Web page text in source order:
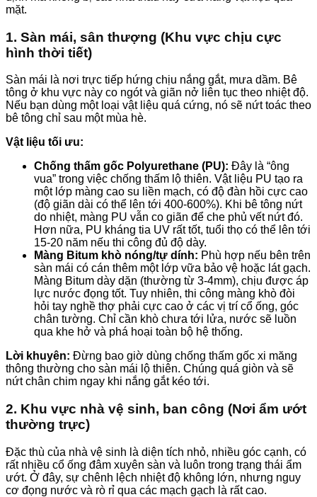
mặt.
1. Sàn mái, sân thượng (Khu vực chịu cực
hình thời tiết)
Sàn mái là nơi trực tiếp hứng chịu nắng gắt, mưa dầm. Bê
tông ở khu vực này co ngót và giãn nở liên tục theo nhiệt độ.
Nếu bạn dùng một loại vật liệu quá cứng, nó sẽ nứt toác theo
bê tông chỉ sau một mùa hè.
Vật liệu tối ưu:
Chống thấm gốc Polyurethane (PU): Đây là “ông
vua” trong việc chống thấm lộ thiên. Vật liệu PU tạo ra
một lớp màng cao su liền mạch, có độ đàn hồi cực cao
(độ giãn dài có thể lên tới 400-600%). Khi bê tông nứt
do nhiệt, màng PU vẫn co giãn để che phủ vết nứt đó.
Hơn nữa, PU kháng tia UV rất tốt, tuổi thọ có thể lên tới
15-20 năm nếu thi công đủ độ dày.
Màng Bitum khò nóng/tự dính: Phù hợp nếu bên trên
sàn mái có cán thêm một lớp vữa bảo vệ hoặc lát gạch.
Màng Bitum dày dặn (thường từ 3-4mm), chịu được áp
lực nước đọng tốt. Tuy nhiên, thi công màng khò đòi
hỏi tay nghề thợ phải cực cao ở các vị trí cổ ống, góc
chân tường. Chỉ cần khò chưa tới lửa, nước sẽ luồn
qua khe hở và phá hoại toàn bộ hệ thống.
Lời khuyên: Đừng bao giờ dùng chống thấm gốc xi măng
thông thường cho sàn mái lộ thiên. Chúng quá giòn và sẽ
nứt chân chim ngay khi nắng gắt kéo tới.
2. Khu vực nhà vệ sinh, ban công (Nơi ẩm ướt
thường trực)
Đặc thù của nhà vệ sinh là diện tích nhỏ, nhiều góc cạnh, có
rất nhiều cổ ống đâm xuyên sàn và luôn trong trạng thái ẩm
ướt. Ở đây, sự chênh lệch nhiệt độ không lớn, nhưng nguy
cơ đọng nước và rò rỉ qua các mạch gạch là rất cao.